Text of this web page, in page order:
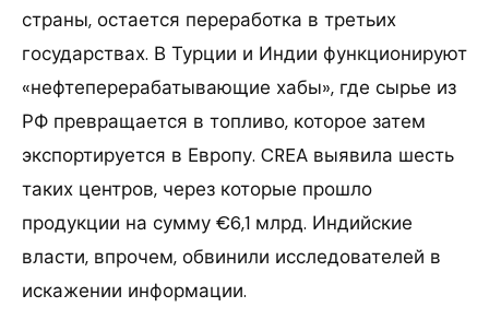
страны, остается переработка в третьих
государствах. В Турции и Индии функционируют
«нефтеперерабатывающие хабы», где сырье из
РФ превращается в топливо, которое затем
экспортируется в Европу. CREA выявила шесть
таких центров, через которые прошло
продукции на сумму €6,1 млрд. Индийские
власти, впрочем, обвинили исследователей в
искажении информации.